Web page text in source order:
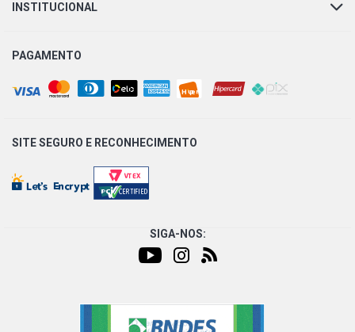
INSTITUCIONAL
PAGAMENTO
SITE SEGURO E RECONHECIMENTO
SIGA-NOS: